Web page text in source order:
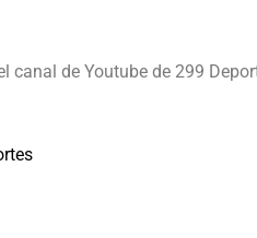
canal de Youtube de 299